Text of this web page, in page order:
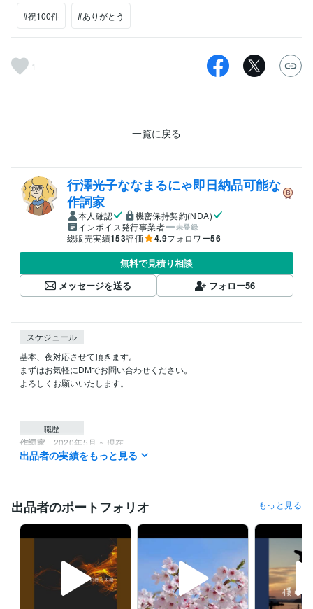
#祝100件 #ありがとう
1
一覧に戻る
行澤光子ななまるにゃ即日納品可能な
作詞家
本人確認
機密保持契約(NDA)
インボイス発行事業者
未登録
総販売実績153評価 4.9フォロワー56
無料で見積り相談
メッセージを送る
フォロー56
スケジュール
基本、夜対応させて頂きます。
まずはお気軽にDMでお問い合わせください。
よろしくお願いいたします。
職歴
作詞家 2020年5月 ~ 現在
Apple Music音響効果ﾄｯﾌﾟｱﾙﾊﾞﾑ日本･18位
得意分野
音楽制作・ナレーション
出品者の実績をもっと見る
出品者のポートフォリオ もっと見る